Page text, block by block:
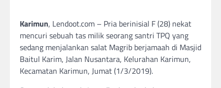
Karimun, Lendoot.com – Pria berinisial F (28) nekat
mencuri sebuah tas milik seorang santri TPQ yang
sedang menjalankan salat Magrib berjamaah di Masjid
Baitul Karim, Jalan Nusantara, Kelurahan Karimun,
Kecamatan Karimun, Jumat (1/3/2019).